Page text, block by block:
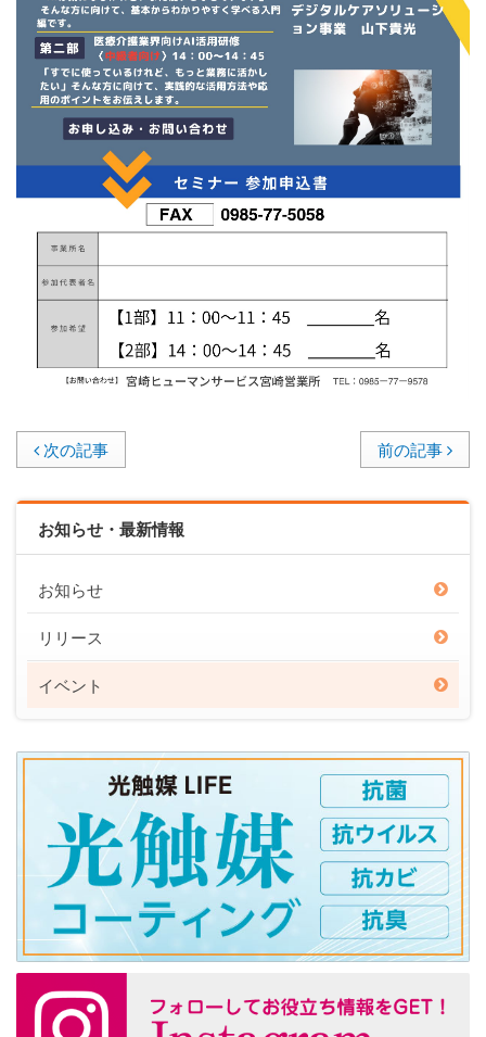
次の記事 前の記事
お知らせ・最新情報
お知らせ
リリース
イベント